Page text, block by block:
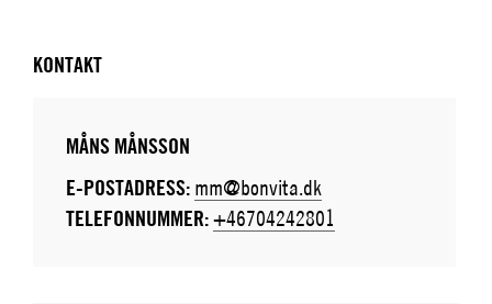
KONTAKT
MÅNS MÅNSSON
E-POSTADRESS: mm@bonvita.dk
TELEFONNUMMER:+46704242801